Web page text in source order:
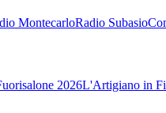
MontecarloRadio Subasio
2026L'Artigiano in